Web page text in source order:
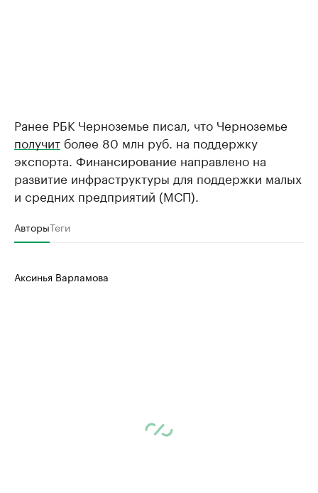
Ранее РБК Черноземье писал, что Черноземье
получит более 80 млн руб. на поддержку
экспорта. Финансирование направлено на
развитие инфраструктуры для поддержки малых
и средних предприятий (МСП).
АвторыТеги
Аксинья Варламова